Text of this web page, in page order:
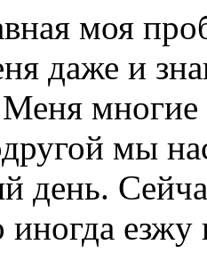
моя
даже и
мы
день.
иногда